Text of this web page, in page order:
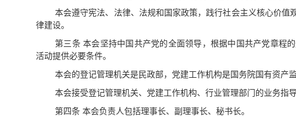
本会遵守宪法、法律、法规和国家政策，践行社会主义核心价
律建设。
第三条本会坚持中国共产党的全面领导，根据中国共产党章程
活动提供必要条件。
本会的登记管理机关是民政部，党建工作机构是国务院国有资产
本会接受登记管理机关、党建工作机构、行业管理部门的业务指导
第四条 本会负责人包括理事长、副理事长、秘书长。